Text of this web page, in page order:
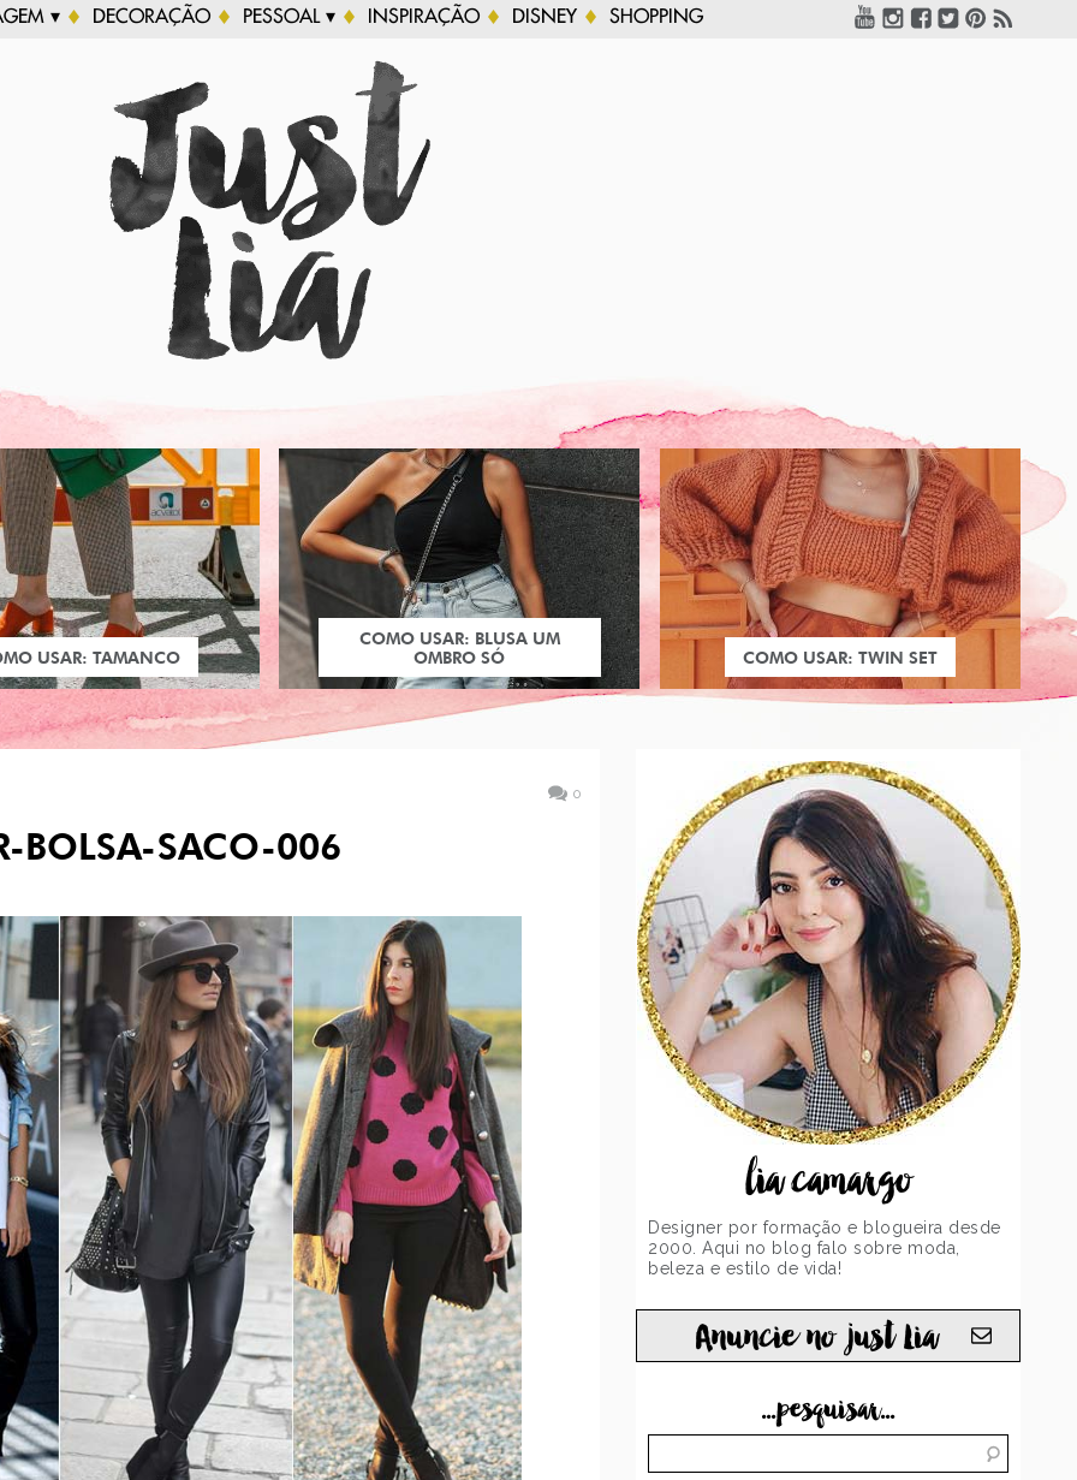
▾ DECORAÇÃO PESSOAL ▾ INSPIRAÇÃO DISNEY SHOPPING
USAR: TAMANCO
COMO USAR: BLUSA UM
OMBRO SÓ
COMO USAR: TWIN SET
0
BOLSA-SACO-006
lia camargo
Designer por formação e blogueira desde
2000. Aqui no blog falo sobre moda,
beleza e estilo de vida!
Anuncie no just Lia
...pesquisar...